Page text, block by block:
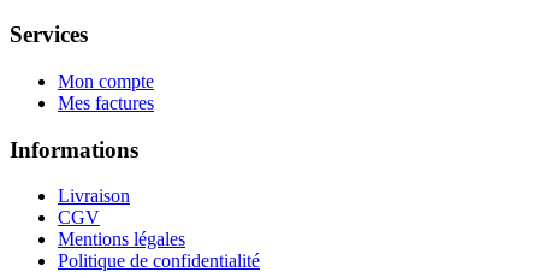
Services
Mon compte
Mes factures
Informations
Livraison
CGV
Mentions légales
Politique de confidentialité